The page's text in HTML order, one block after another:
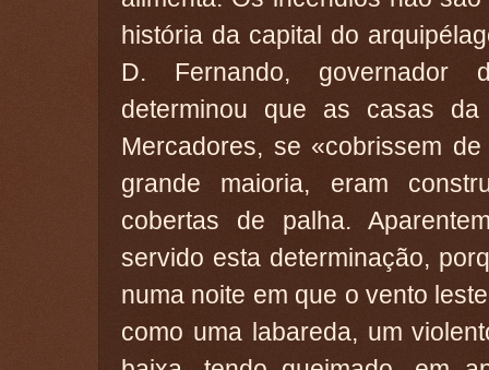
história da capital do
D. Fernando, governador
determinou que as casas
Mercadores, se «cobrissem
grande maioria, eram
cobertas de palha.
servido esta determinação,
numa noite em que o vento
como uma labareda, um